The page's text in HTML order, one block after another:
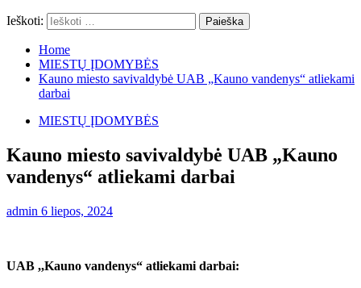
Ieškoti:
Home
MIESTŲ ĮDOMYBĖS
Kauno miesto savivaldybė UAB „Kauno vandenys“ atliekami
darbai
MIESTŲ ĮDOMYBĖS
Kauno miesto savivaldybė UAB „Kauno
vandenys“ atliekami darbai
admin 6 liepos, 2024
UAB ,,Kauno vandenys“ atliekami darbai: